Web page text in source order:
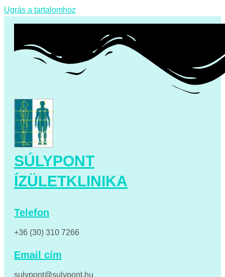
Ugrás a tartalomhoz
SÚLYPONT
ÍZÜLETKLINIKA
Telefon
+36 (30) 310 7266
Email cím
sulypont@sulypont.hu